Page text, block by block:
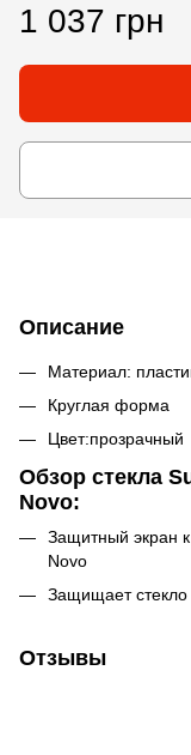
1 037 грн
Описание
Материал:
Круглая форма
Цвет:прозрачный
Обзор стекла
Novo:
Защитный экран
Novo
Защищает
Отзывы